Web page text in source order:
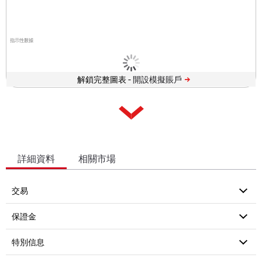
指示性數據
解鎖完整圖表 -
詳細資料 相關市場